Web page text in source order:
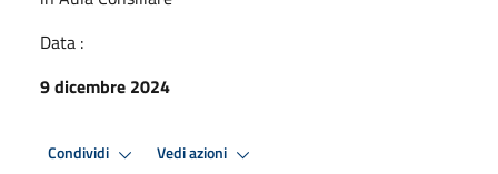
Data :
9 dicembre 2024
Condividi Vedi azioni